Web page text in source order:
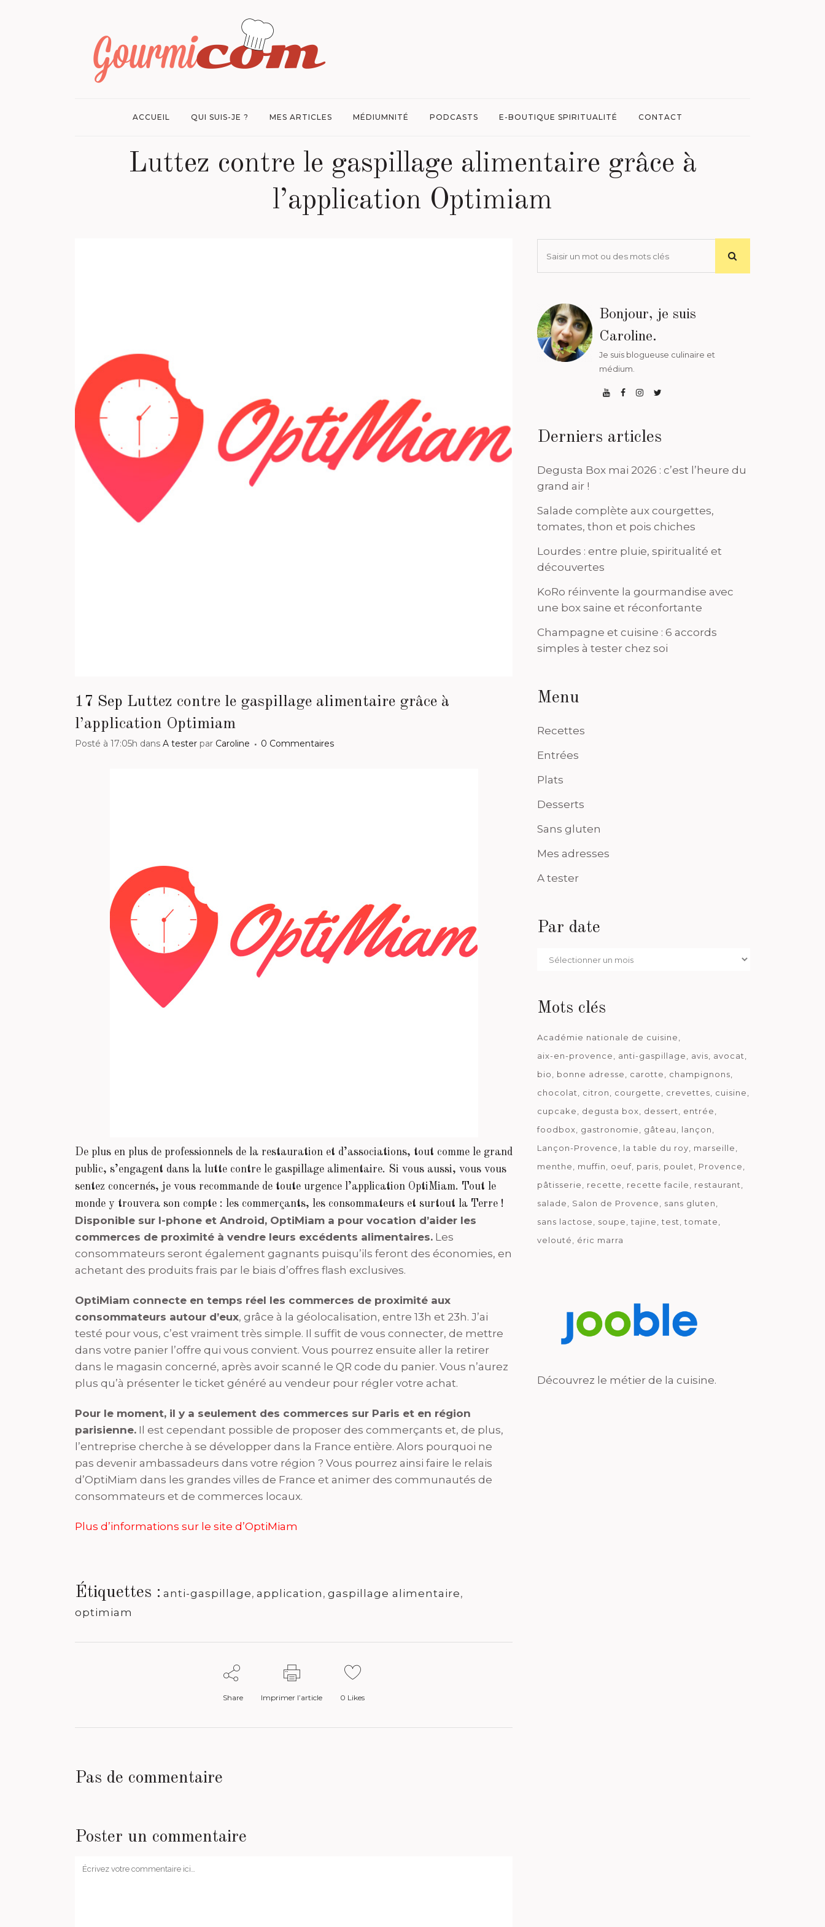
ACCUEIL QUI SUIS-JE ? MES ARTICLES MÉDIUMNITÉ PODCASTS E-BOUTIQUE SPIRITUALITÉ CONTACT
Luttez contre le gaspillage alimentaire grâce à
l’application Optimiam
17 Sep Luttez contre le gaspillage alimentaire grâce à
l’application Optimiam
Posté à 17:05h dans A tester par Caroline 0 Commentaires
De plus en plus de professionnels de la restauration et d’associations, tout comme le grand
public, s’engagent dans la lutte contre le gaspillage alimentaire. Si vous aussi, vous vous
sentez concernés, je vous recommande de toute urgence l’application OptiMiam. Tout le
monde y trouvera son compte : les commerçants, les consommateurs et surtout la Terre !
Disponible sur I-phone et Android, OptiMiam a pour vocation d’aider les
commerces de proximité à vendre leurs excédents alimentaires. Les
consommateurs seront également gagnants puisqu’ils feront des économies, en
achetant des produits frais par le biais d’offres flash exclusives.
OptiMiam connecte en temps réel les commerces de proximité aux
consommateurs autour d’eux, grâce à la géolocalisation, entre 13h et 23h. J’ai
testé pour vous, c’est vraiment très simple. Il suffit de vous connecter, de mettre
dans votre panier l’offre qui vous convient. Vous pourrez ensuite aller la retirer
dans le magasin concerné, après avoir scanné le QR code du panier. Vous n’aurez
plus qu’à présenter le ticket généré au vendeur pour régler votre achat.
Pour le moment, il y a seulement des commerces sur Paris et en région
parisienne. Il est cependant possible de proposer des commerçants et, de plus,
l’entreprise cherche à se développer dans la France entière. Alors pourquoi ne
pas devenir ambassadeurs dans votre région ? Vous pourrez ainsi faire le relais
d’OptiMiam dans les grandes villes de France et animer des communautés de
consommateurs et de commerces locaux.
Plus d’informations sur le site d’OptiMiam
Étiquettes : anti-gaspillage, application , gaspillage alimentaire,
optimiam
Share Imprimer l’article 0 Likes
Pas de commentaire
Poster un commentaire
Bonjour, je suis
Caroline.
Je suis blogueuse culinaire et
médium.
Derniers articles
Degusta Box mai 2026 : c’est l’heure du
grand air !
Salade complète aux courgettes,
tomates, thon et pois chiches
Lourdes : entre pluie, spiritualité et
découvertes
KoRo réinvente la gourmandise avec
une box saine et réconfortante
Champagne et cuisine : 6 accords
simples à tester chez soi
Menu
Recettes
Entrées
Plats
Desserts
Sans gluten
Mes adresses
A tester
Par date
Par
Mots clés
Académie nationale de cuisine
aix-en-provence
anti-gaspillage avis
avocat
bio
bonne adresse carotte
champignons
chocolat
citron courgette crevettes
cuisine
cupcake
degusta box dessert
entrée
foodbox
gastronomie gâteau
lançon
Lançon-Provence
la table du roy
marseille
menthe
muffin oeuf paris poulet
Provence
pâtisserie
recette recette facile
restaurant
salade
Salon de Provence
sans gluten
sans lactose
soupe tajine test
tomate
velouté
éric marra
Découvrez le métier de la cuisine.